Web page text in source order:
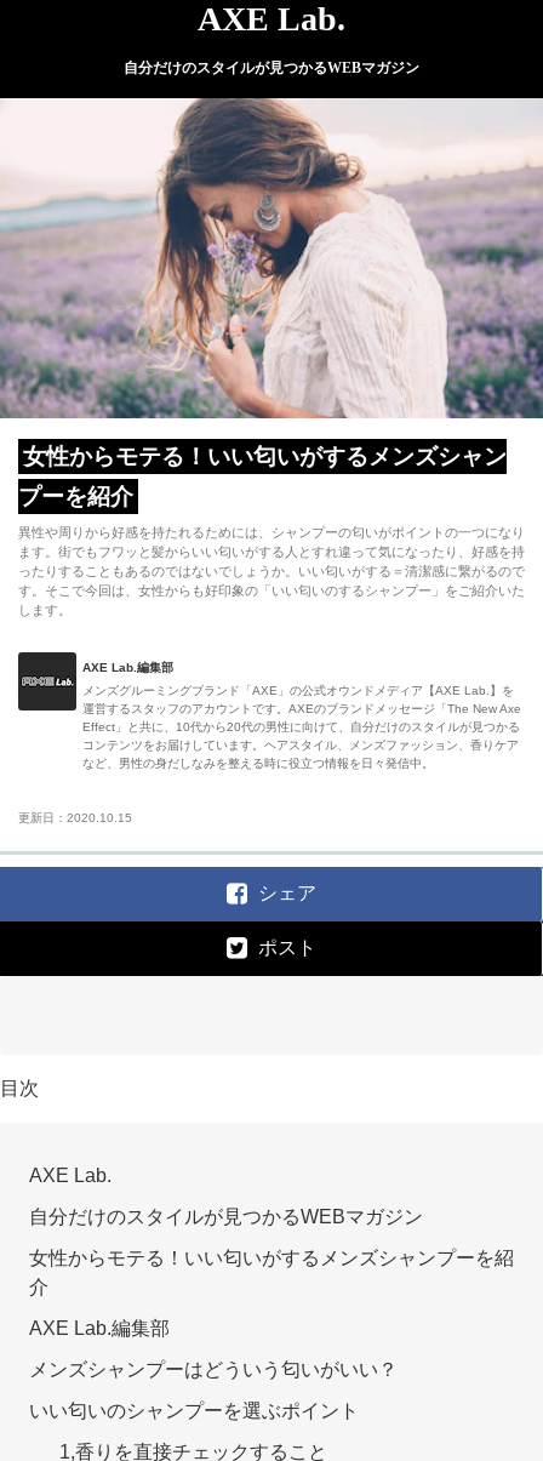
AXE Lab.
自分だけのスタイルが見つかるWEBマガジン
女性からモテる！いい匂いがするメンズシャン
プーを紹介
異性や周りから好感を持たれるためには、シャンプーの匂いがポイントの一つになり
ます。街でもフワッと髪からいい匂いがする人とすれ違って気になったり、好感を持
ったりすることもあるのではないでしょうか。いい匂いがする＝清潔感に繋がるので
す。そこで今回は、女性からも好印象の「いい匂いのするシャンプー」をご紹介いた
します。
AXE Lab.編集部
メンズグルーミングブランド「AXE」の公式オウンドメディア【AXE Lab.】を
運営するスタッフのアカウントです。AXEのブランドメッセージ「The New Axe
Effect」と共に、10代から20代の男性に向けて、自分だけのスタイルが見つかる
コンテンツをお届けしています。ヘアスタイル、メンズファッション、香りケア
など、男性の身だしなみを整える時に役立つ情報を日々発信中。
更新日：2020.10.15
シェア
ポスト
目次
AXE Lab.
自分だけのスタイルが見つかるWEBマガジン
女性からモテる！いい匂いがするメンズシャンプーを紹
介
AXE Lab.編集部
メンズシャンプーはどういう匂いがいい？
いい匂いのシャンプーを選ぶポイント
1,香りを直接チェックすること